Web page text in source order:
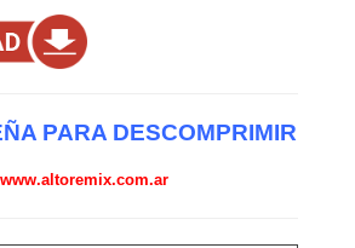
PARA DESCOMPRIMIR
www.altoremix.com.ar